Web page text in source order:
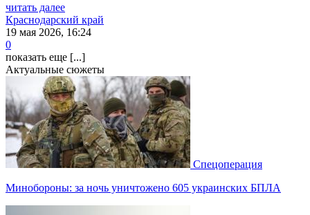
читать далее
Краснодарский край
19 мая 2026, 16:24
0
показать еще [...]
Актуальные сюжеты
Спецоперация
Минобороны: за ночь уничтожено 605 украинских БПЛА